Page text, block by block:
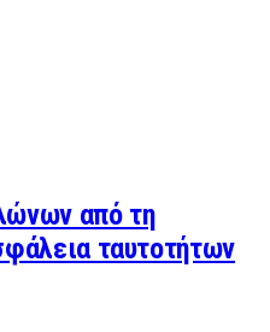
από τη
ταυτοτήτων